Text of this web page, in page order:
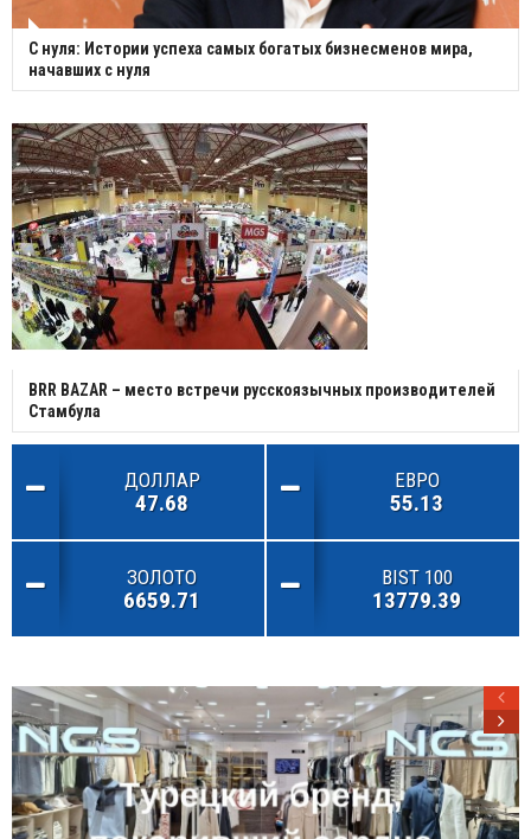
С нуля: Истории успеха самых богатых бизнесменов мира,
начавших с нуля
BRR BAZAR – место встречи русскоязычных производителей
Стамбула
ДОЛЛАР
47.68
ЕВРО
55.13
ЗОЛОТО
6659.71
BIST 100
13779.39